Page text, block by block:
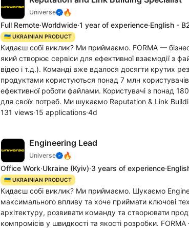
Universe 🔥
Full Remote·Worldwide·1 year of experience·English -
🇺🇦 UKRAINIAN PRODUCT
Кидаєш собі виклик? Ми приймаємо. FORMA —
який створює сервіси для ефективної взаємодії з
відео і т.д.). Команді вже вдалося досягти крутих
продуктами користуються понад 7 млн
ефективної роботи файлами. Користувачі з понад
для своїх потреб. Ми шукаємо Reputation & Link
131 views·15 applications·4d
Engineering Lead
Universe 🔥
Office Work·Ukraine (Kyiv)·3 years of experience·
🇺🇦 UKRAINIAN PRODUCT
Кидаєш собі виклик? Ми приймаємо. Шукаємо
максимального впливу та хоче приймати ключові
архітектуру, розвивати команду та створювати
компромісів у швидкості та якості розробки.